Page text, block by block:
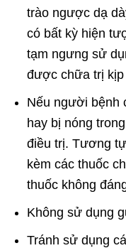
trào ngược dạ
có bất kỳ hiện
tạm ngưng sử
được chữa trị
Nếu người bệnh
hay bị nóng
điều trị. Tương
kèm các thuốc
thuốc không
Không sử dụng
Tránh sử dụng